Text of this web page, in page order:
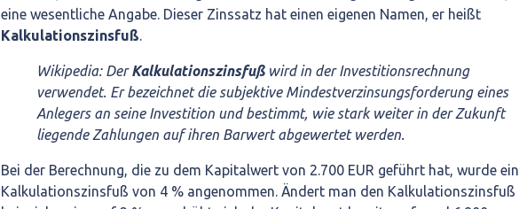
eine wesentliche Angabe. Dieser Zinssatz hat einen eigenen Namen, er heißt
Kalkulationszinsfuß.
Wikipedia: DerKalkulationszinsfußwird in der Investitionsrechnung
verwendet. Er bezeichnet die subjektive Mindestverzinsungsforderung eines
Anlegers an seine Investition und bestimmt, wie stark weiter in der Zukunft
liegende Zahlungen auf ihren Barwert abgewertet werden.
Bei der Berechnung, die zu dem Kapitalwert von 2.700 EUR geführt hat, wurde ein
Kalkulationszinsfuß von 4 % angenommen. Ändert man den Kalkulationszinsfuß